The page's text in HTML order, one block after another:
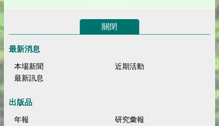
關閉
最新消息
本場新聞
近期活動
最新訊息
出版品
年報
研究彙報